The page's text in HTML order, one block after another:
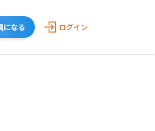
になる ログイン